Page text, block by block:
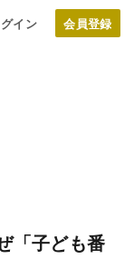
イン
「子ども番